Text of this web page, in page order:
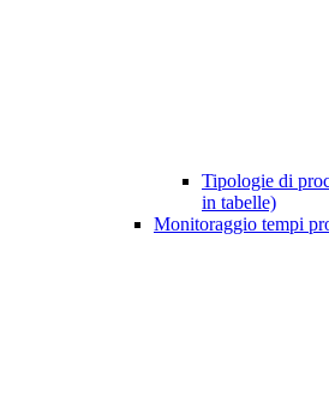
Tipologie di
in tabelle)
Monitoraggio tempi